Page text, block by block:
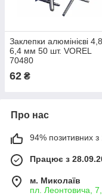
Заклепки алюмінієві
6,4 мм 50 шт. VOREL
70480
62 ₴
Про нас
94% позитивних з
Працює з
м. Миколаїв
пл. Леонтовича,